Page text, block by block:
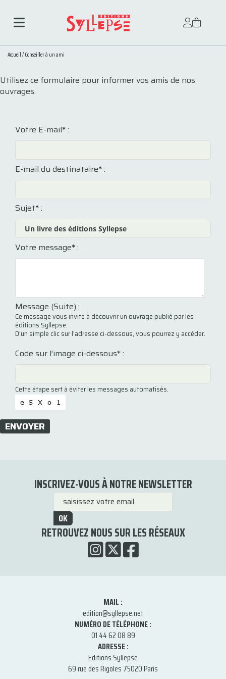
Accueil/Conseiller à un ami
Utilisez ce formulaire pour informer vos amis de nos
ouvrages.
Votre E-mail*:
E-mail du destinataire*:
Sujet*:
Votre message*:
Message (Suite) :
Ce message vous invite à découvrir un ouvrage publié par les
éditions Syllepse.
D'un simple clic sur l'adresse ci-dessous, vous pourrez y accéder.
Code sur l'image ci-dessous* :
Cette étape sert à éviter les messages automatisés.
ENVOYER
INSCRIVEZ-VOUS À NOTRE NEWSLETTER
OK
RETROUVEZ NOUS SUR LES RÉSEAUX
MAIL :
edition@syllepse.net
NUMÉRO DE TÉLÉPHONE :
01 44 62 08 89
ADRESSE :
Editions Syllepse
69 rue des Rigoles 75020 Paris